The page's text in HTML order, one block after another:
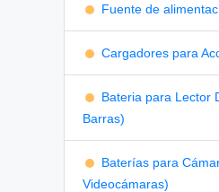
Fuente de
Cargadores para
Bateria para Lector
Barras)
Baterías para
Videocámaras)